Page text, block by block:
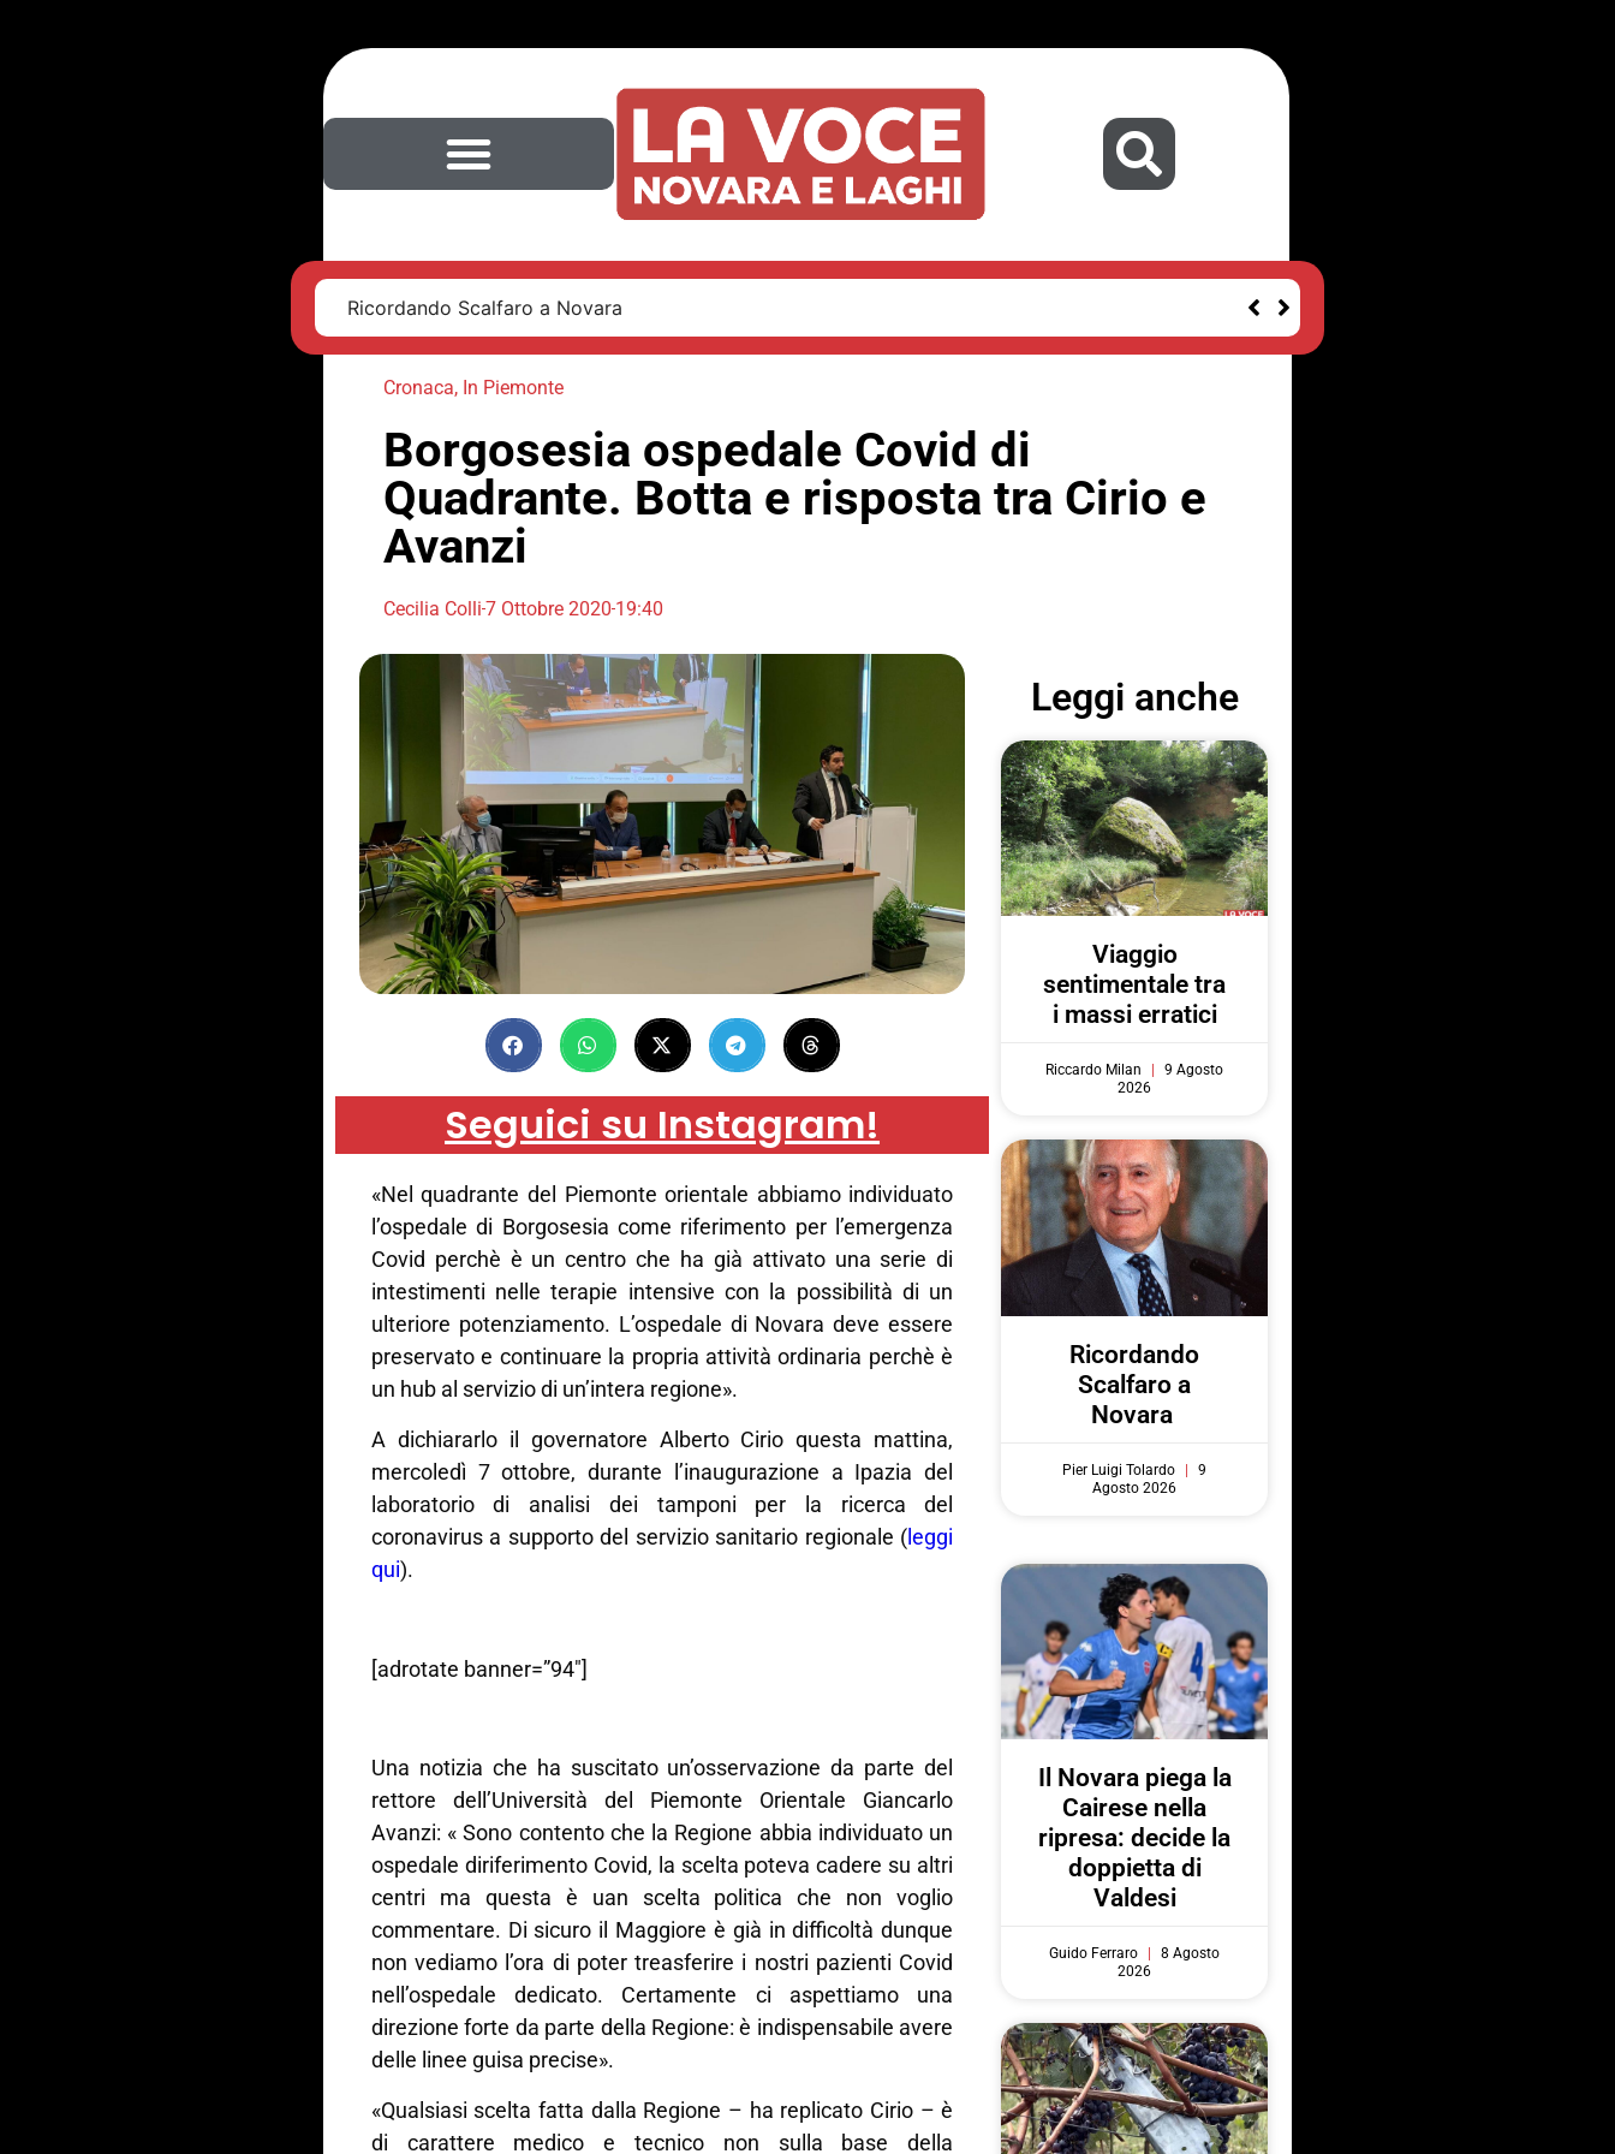
Ricordando Scalfaro a Novara
Cronaca, In Piemonte
Borgosesia ospedale Covid di
Quadrante. Botta e risposta tra Cirio e
Avanzi
Cecilia Colli7 Ottobre 202019:40
Seguici su Instagram!
«Nel quadrante del Piemonte orientale abbiamo individuato
l’ospedale di Borgosesia come riferimento per l’emergenza
Covid perchè è un centro che ha già attivato una serie di
intestimenti nelle terapie intensive con la possibilità di un
ulteriore potenziamento. L’ospedale di Novara deve essere
preservato e continuare la propria attività ordinaria perchè è
un hub al servizio di un’intera regione».
A dichiararlo il governatore Alberto Cirio questa mattina,
mercoledì 7 ottobre, durante l’inaugurazione a Ipazia del
laboratorio di analisi dei tamponi per la ricerca del
coronavirus a supporto del servizio sanitario regionale (leggi
qui).
[adrotate banner=”94″]
Una notizia che ha suscitato un’osservazione da parte del
rettore dell’Università del Piemonte Orientale Giancarlo
Avanzi: « Sono contento che la Regione abbia individuato un
ospedale diriferimento Covid, la scelta poteva cadere su altri
centri ma questa è uan scelta politica che non voglio
commentare. Di sicuro il Maggiore è già in difficoltà dunque
non vediamo l’ora di poter treasferire i nostri pazienti Covid
nell’ospedale dedicato. Certamente ci aspettiamo una
direzione forte da parte della Regione: è indispensabile avere
delle linee guisa precise».
«Qualsiasi scelta fatta dalla Regione – ha replicato Cirio – è
di carattere medico e tecnico non sulla base della
Leggi anche
Viaggio
sentimentale tra
i massi erratici
Riccardo Milan
9 Agosto
2026
Ricordando
Scalfaro a
Novara
Pier Luigi Tolardo
9
Agosto 2026
Il Novara piega la
Cairese nella
ripresa: decide la
doppietta di
Valdesi
Guido Ferraro
8 Agosto
2026